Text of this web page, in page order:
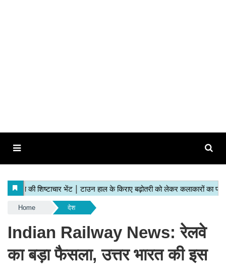
Home देश
Indian Railway News: रेलवे
का बड़ा फैसला, उत्तर भारत की इस